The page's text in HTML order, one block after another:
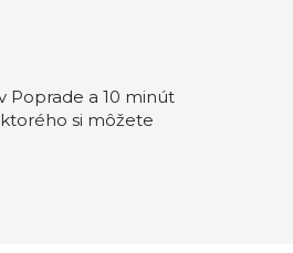
Poprade a 10 minút
si môžete